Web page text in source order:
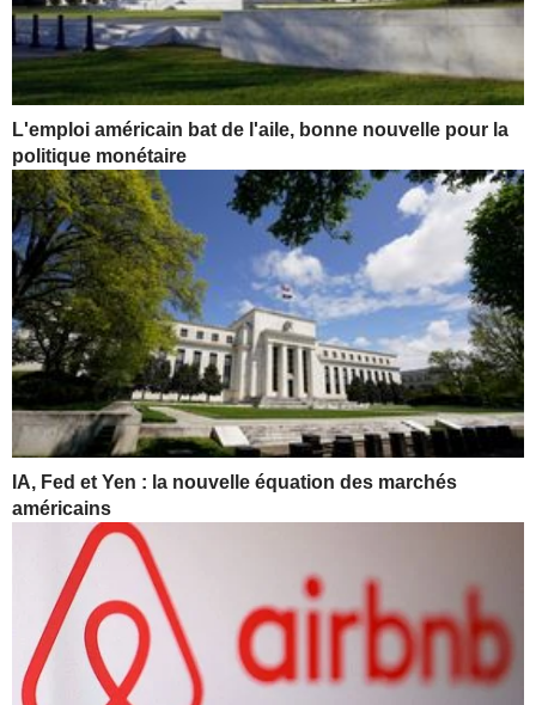
L'emploi américain bat de l'aile, bonne nouvelle pour la
politique monétaire
IA, Fed et Yen : la nouvelle équation des marchés
américains